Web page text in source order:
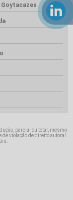
parcial ou total, mesmo
violação de direito autoral